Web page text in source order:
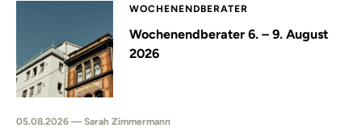
WOCHENENDBERATER
Wochenendberater 6. – 9. August
2026
05.08.2026 — Sarah Zimmermann